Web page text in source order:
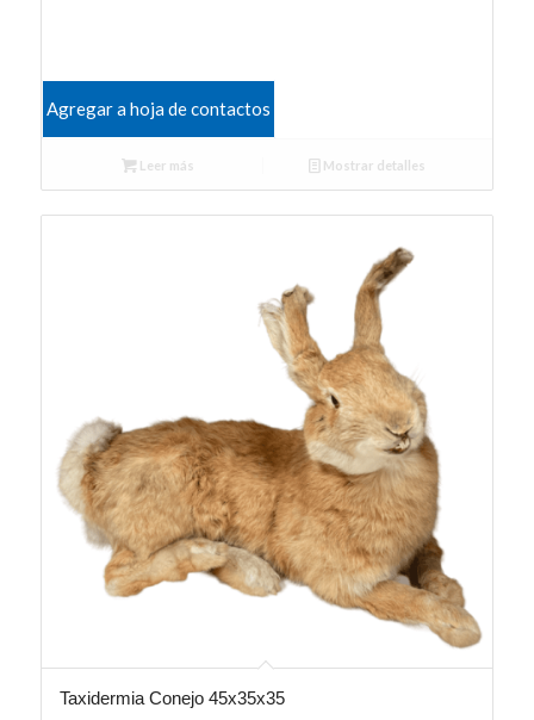
Agregar a hoja de contactos
Leer más Mostrar detalles
Taxidermia Conejo 45x35x35